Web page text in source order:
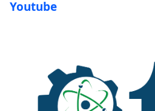
Linkedin